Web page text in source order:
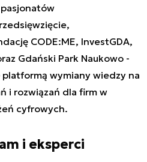
CODE:ME, InvestGDA,
Gdański Park Naukowo -
wymiany wiedzy na
i rozwiązań dla firm w
cyfrowych.
i eksperci